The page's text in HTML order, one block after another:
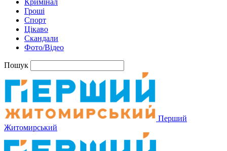
Кримінал
Гроші
Спорт
Цікаво
Скандали
Фото/Відео
Пошук
Перший
Житомирський